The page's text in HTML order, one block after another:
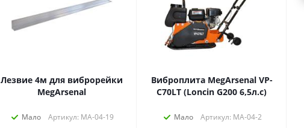
Лезвие 4м для виброрейки
MegArsenal
Мало
Артикул: МА-04-19
Виброплита MegArsenal VP-
C70LT (Loncin G200 6,5л.с)
Мало
Артикул: МА-04-2